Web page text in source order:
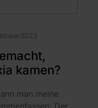
2023
kamen?
man meine
Der